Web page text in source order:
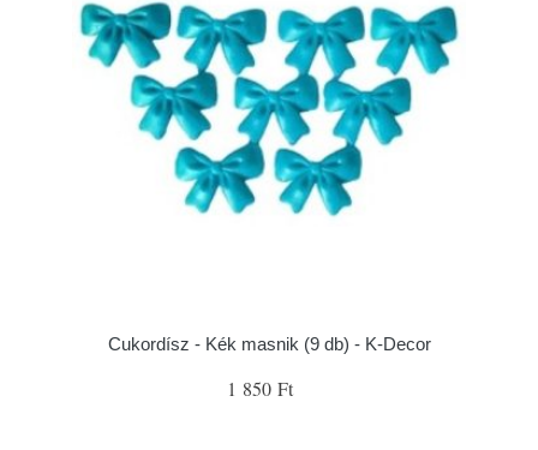
Cukordísz - Kék masnik (9 db) - K-Decor
1 850 Ft